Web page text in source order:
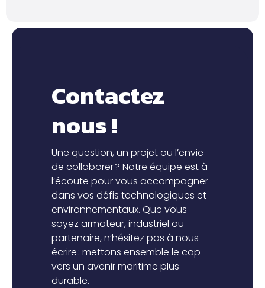
Contactez
nous !
Une question, un projet ou l’envie
de collaborer ? Notre équipe est à
l’écoute pour vous accompagner
dans vos défis technologiques et
environnementaux. Que vous
soyez armateur, industriel ou
partenaire, n’hésitez pas à nous
écrire : mettons ensemble le cap
vers un avenir maritime plus
durable.